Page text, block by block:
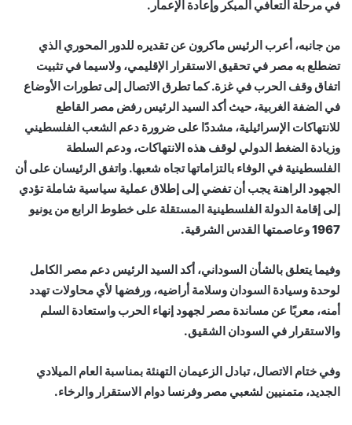
في مرحلة التعافي المبكر وإعادة الإعمار.
من جانبه، أعرب الرئيس ماكرون عن تقديره للدور المحوري الذي
تضطلع به مصر في تحقيق الاستقرار الإقليمي، ولاسيما في تثبيت
اتفاق وقف الحرب في غزة. كما تطرق الاتصال إلى تطورات الأوضاع
في الضفة الغربية، حيث أكد السيد الرئيس رفض مصر القاطع
للانتهاكات الإسرائيلية، مشددًا على ضرورة دعم الشعب الفلسطيني
وزيادة الضغط الدولي لوقف هذه الانتهاكات، ودعم السلطة
الفلسطينية في الوفاء بالتزاماتها تجاه شعبها. واتفق الرئيسان على أن
الجهود الراهنة يجب أن تفضي إلى إطلاق عملية سياسية شاملة تؤدي
إلى إقامة الدولة الفلسطينية المستقلة على خطوط الرابع من يونيو
1967 وعاصمتها القدس الشرقية.
وفيما يتعلق بالشأن السوداني، أكد السيد الرئيس دعم مصر الكامل
لوحدة وسيادة السودان وسلامة أراضيه، ورفضها لأي محاولات تهدد
أمنه، معربًا عن مساندة مصر لجهود إنهاء الحرب واستعادة السلم
والاستقرار في السودان الشقيق.
وفي ختام الاتصال، تبادل الزعيمان التهنئة بمناسبة العام الميلادي
الجديد، متمنيين لشعبي مصر وفرنسا دوام الاستقرار والرخاء.